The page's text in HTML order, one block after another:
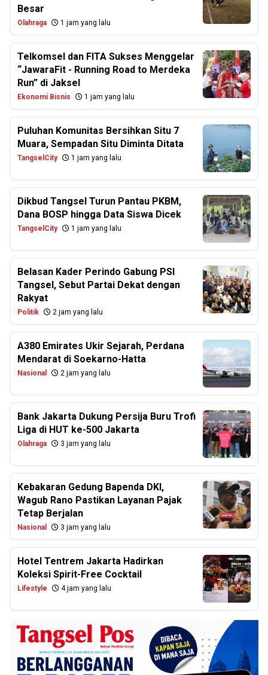
Besar
Olahraga 1 jam yang lalu
Telkomsel dan FITA Sukses Menggelar
“JawaraFit - Running Road to Merdeka
Run” di Jaksel
Ekonomi Bisnis 1 jam yang lalu
Puluhan Komunitas Bersihkan Situ 7
Muara, Sempadan Situ Diminta Ditata
TangselCity 1 jam yang lalu
Dikbud Tangsel Turun Pantau PKBM,
Dana BOSP hingga Data Siswa Dicek
TangselCity 1 jam yang lalu
Belasan Kader Perindo Gabung PSI
Tangsel, Sebut Partai Dekat dengan
Rakyat
Politik 2 jam yang lalu
A380 Emirates Ukir Sejarah, Perdana
Mendarat di Soekarno-Hatta
Nasional 2 jam yang lalu
Bank Jakarta Dukung Persija Buru Trofi
Liga di HUT ke-500 Jakarta
Olahraga 3 jam yang lalu
Kebakaran Gedung Bapenda DKI,
Wagub Rano Pastikan Layanan Pajak
Tetap Berjalan
Nasional 3 jam yang lalu
Hotel Tentrem Jakarta Hadirkan
Koleksi Spirit-Free Cocktail
Lifestyle 4 jam yang lalu